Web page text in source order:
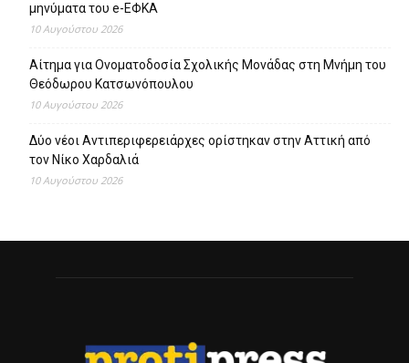
μηνύματα του e-ΕΦΚΑ
10 Αυγούστου 2026
Αίτημα για Ονοματοδοσία Σχολικής Μονάδας στη Μνήμη του
Θεόδωρου Κατσωνόπουλου
10 Αυγούστου 2026
Δύο νέοι Αντιπεριφερειάρχες ορίστηκαν στην Αττική από
τον Νίκο Χαρδαλιά
10 Αυγούστου 2026